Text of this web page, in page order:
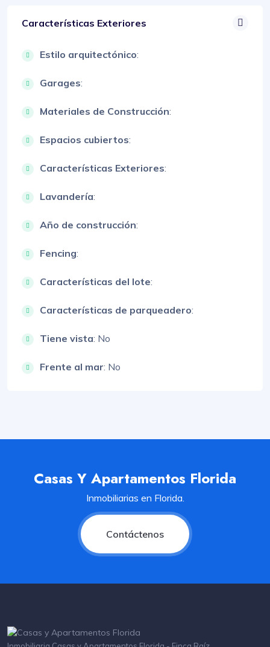
Características Exteriores
Estilo arquitectónico:
Garages:
Materiales de Construcción:
Espacios cubiertos:
Características Exteriores:
Lavandería:
Año de construcción:
Fencing:
Características del lote:
Características de parqueadero:
Tiene vista: No
Frente al mar: No
Casas Y Apartamentos Florida
Inmobiliarias en Florida.
Contáctenos